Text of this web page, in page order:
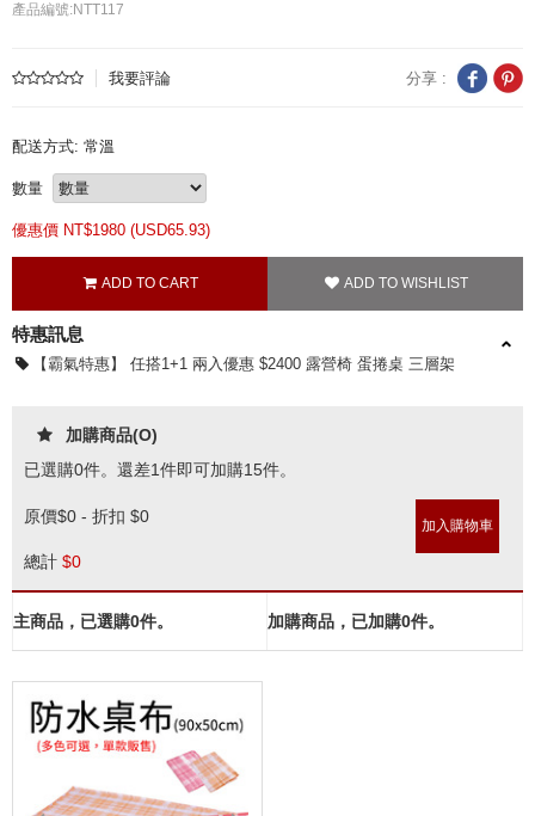
產品編號:NTT117
我要評論 分享 :
配送方式: 常溫
數量
優惠價 NT$1980 (USD65.93)
特惠訊息
【霸氣特惠】 任搭1+1 兩入優惠 $2400 露營椅 蛋捲桌 三層架
加購商品(O)
已選購0件。還差1件即可加購15件。
加入購物車
原價$0 - 折扣 $0
總計 $0
主商品，已選購0件。
加購商品，已加購0件。
prev next